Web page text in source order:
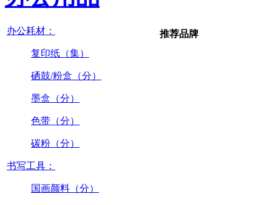
办公耗材：
复印纸（集）
硒鼓/粉盒（分）
墨盒（分）
色带（分）
碳粉（分）
书写工具：
国画颜料（分）
推荐品牌